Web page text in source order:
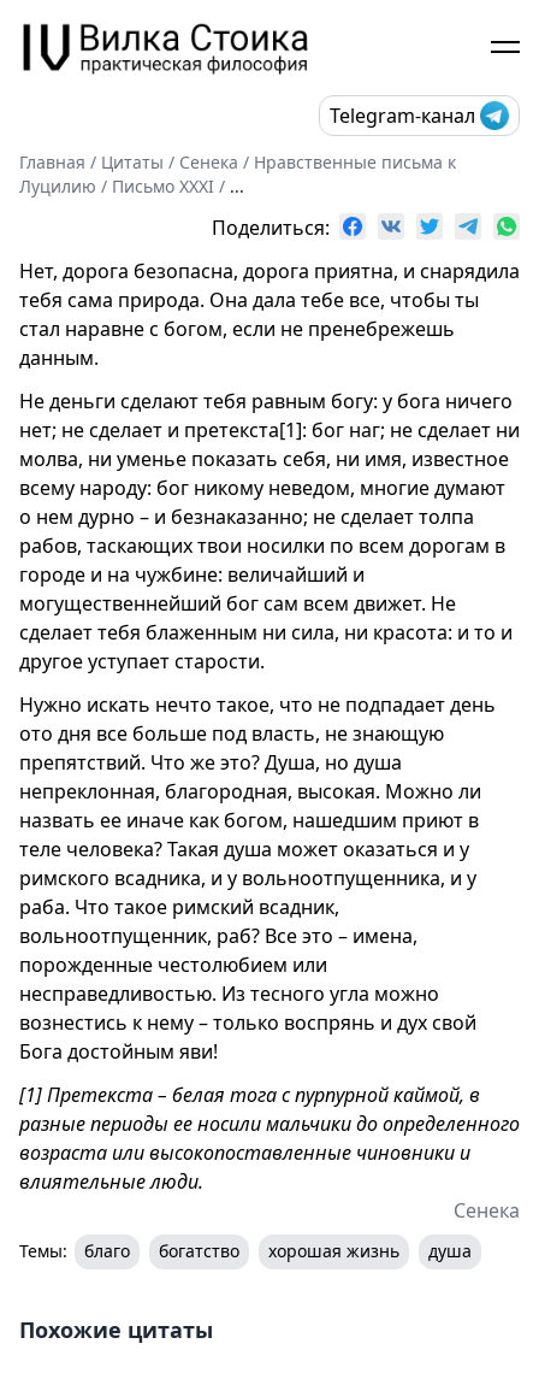
Telegram-канал
Главная / Цитаты / Сенека / Нравственные письма к
Луцилию / Письмо XXXI / ...
Поделиться:
Нет, дорога безопасна, дорога приятна, и снарядила
тебя сама природа. Она дала тебе все, чтобы ты
стал наравне с богом, если не пренебрежешь
данным.
Не деньги сделают тебя равным богу: у бога ничего
нет; не сделает и претекста[1]: бог наг; не сделает ни
молва, ни уменье показать себя, ни имя, известное
всему народу: бог никому неведом, многие думают
о нем дурно – и безнаказанно; не сделает толпа
рабов, таскающих твои носилки по всем дорогам в
городе и на чужбине: величайший и
могущественнейший бог сам всем движет. Не
сделает тебя блаженным ни сила, ни красота: и то и
другое уступает старости.
Нужно искать нечто такое, что не подпадает день
ото дня все больше под власть, не знающую
препятствий. Что же это? Душа, но душа
непреклонная, благородная, высокая. Можно ли
назвать ее иначе как богом, нашедшим приют в
теле человека? Такая душа может оказаться и у
римского всадника, и у вольноотпущенника, и у
раба. Что такое римский всадник,
вольноотпущенник, раб? Все это – имена,
порожденные честолюбием или
несправедливостью. Из тесного угла можно
вознестись к нему – только воспрянь и дух свой
Бога достойным яви!
[1] Претекста – белая тога с пурпурной каймой, в
разные периоды ее носили мальчики до определенного
возраста или высокопоставленные чиновники и
влиятельные люди.
Сенека
Темы: благо богатство хорошая жизнь душа
Похожие цитаты